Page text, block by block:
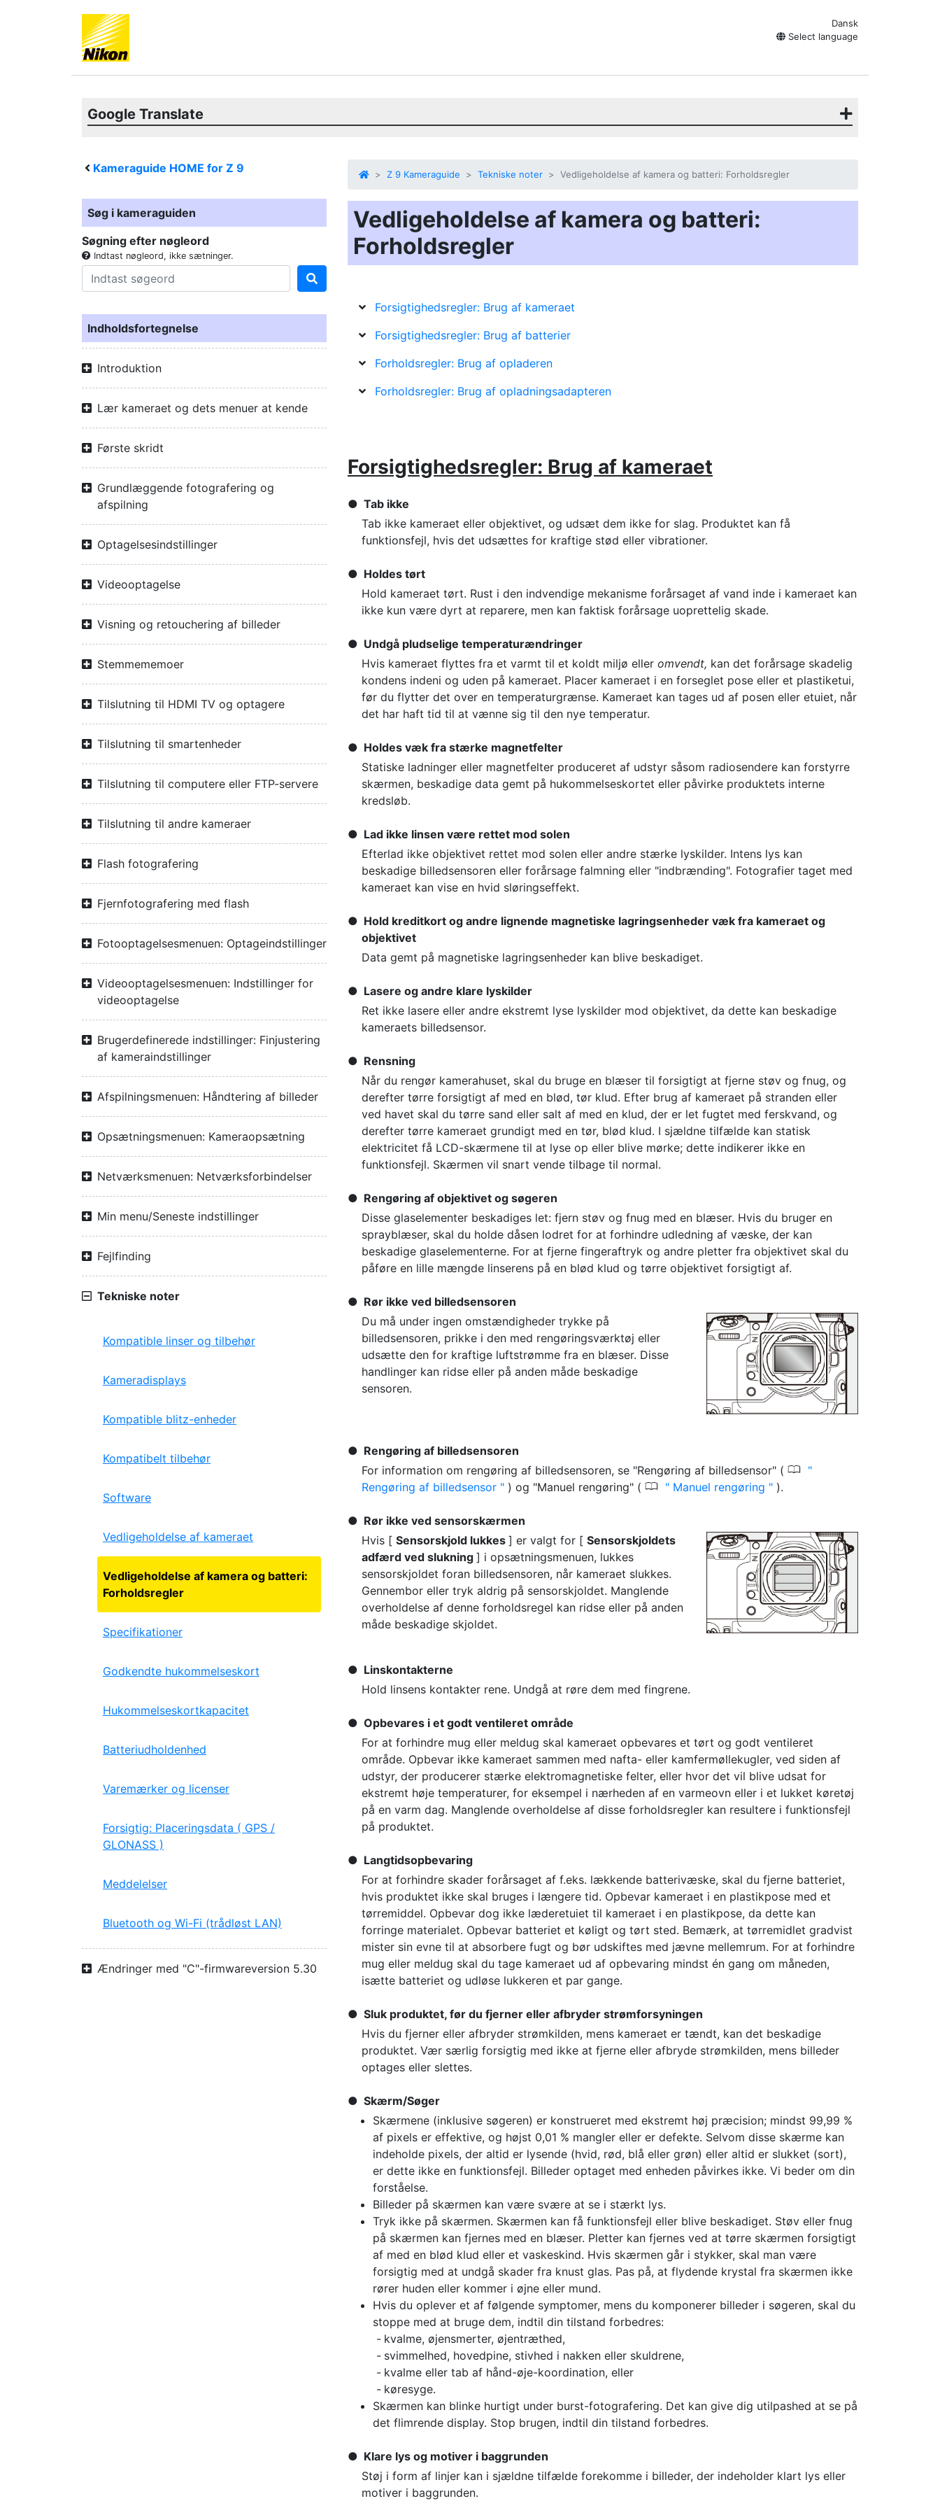
Dansk
Select language
Google Translate
Kameraguide HOME for Z 9
Søg i kameraguiden
Søgning efter nøgleord
Indtast nøgleord, ikke sætninger.
Indholdsfortegnelse
Introduktion
Lær kameraet og dets menuer at kende
Første skridt
Grundlæggende fotografering og
afspilning
Optagelsesindstillinger
Videooptagelse
Visning og retouchering af billeder
Stemmememoer
Tilslutning til HDMI TV og optagere
Tilslutning til smartenheder
Tilslutning til computere eller FTP-servere
Tilslutning til andre kameraer
Flash fotografering
Fjernfotografering med flash
Fotooptagelsesmenuen: Optageindstillinger
Videooptagelsesmenuen: Indstillinger for
videooptagelse
Brugerdefinerede indstillinger: Finjustering
af kameraindstillinger
Afspilningsmenuen: Håndtering af billeder
Opsætningsmenuen: Kameraopsætning
Netværksmenuen: Netværksforbindelser
Min menu/Seneste indstillinger
Fejlfinding
Tekniske noter
Kompatible linser og tilbehør
Kameradisplays
Kompatible blitz-enheder
Kompatibelt tilbehør
Software
Vedligeholdelse af kameraet
Vedligeholdelse af kamera og batteri:
Forholdsregler
Specifikationer
Godkendte hukommelseskort
Hukommelseskortkapacitet
Batteriudholdenhed
Varemærker og licenser
Forsigtig: Placeringsdata ( GPS /
GLONASS )
Meddelelser
Bluetooth og Wi-Fi (trådløst LAN)
Ændringer med "C"-firmwareversion 5.30
Z 9 Kameraguide Tekniske noter Vedligeholdelse af kamera og batteri: Forholdsregler
Vedligeholdelse af kamera og batteri:
Forholdsregler
Forsigtighedsregler: Brug af kameraet
Forsigtighedsregler: Brug af batterier
Forholdsregler: Brug af opladeren
Forholdsregler: Brug af opladningsadapteren
Forsigtighedsregler: Brug af kameraet
Tab ikke
Tab ikke kameraet eller objektivet, og udsæt dem ikke for slag. Produktet kan få
funktionsfejl, hvis det udsættes for kraftige stød eller vibrationer.
Holdes tørt
Hold kameraet tørt. Rust i den indvendige mekanisme forårsaget af vand inde i kameraet kan
ikke kun være dyrt at reparere, men kan faktisk forårsage uoprettelig skade.
Undgå pludselige temperaturændringer
Hvis kameraet flyttes fra et varmt til et koldt miljø eller omvendt, kan det forårsage skadelig
kondens indeni og uden på kameraet. Placer kameraet i en forseglet pose eller et plastiketui,
før du flytter det over en temperaturgrænse. Kameraet kan tages ud af posen eller etuiet, når
det har haft tid til at vænne sig til den nye temperatur.
Holdes væk fra stærke magnetfelter
Statiske ladninger eller magnetfelter produceret af udstyr såsom radiosendere kan forstyrre
skærmen, beskadige data gemt på hukommelseskortet eller påvirke produktets interne
kredsløb.
Lad ikke linsen være rettet mod solen
Efterlad ikke objektivet rettet mod solen eller andre stærke lyskilder. Intens lys kan
beskadige billedsensoren eller forårsage falmning eller "indbrænding". Fotografier taget med
kameraet kan vise en hvid sløringseffekt.
Hold kreditkort og andre lignende magnetiske lagringsenheder væk fra kameraet og
objektivet
Data gemt på magnetiske lagringsenheder kan blive beskadiget.
Lasere og andre klare lyskilder
Ret ikke lasere eller andre ekstremt lyse lyskilder mod objektivet, da dette kan beskadige
kameraets billedsensor.
Rensning
Når du rengør kamerahuset, skal du bruge en blæser til forsigtigt at fjerne støv og fnug, og
derefter tørre forsigtigt af med en blød, tør klud. Efter brug af kameraet på stranden eller
ved havet skal du tørre sand eller salt af med en klud, der er let fugtet med ferskvand, og
derefter tørre kameraet grundigt med en tør, blød klud. I sjældne tilfælde kan statisk
elektricitet få LCD-skærmene til at lyse op eller blive mørke; dette indikerer ikke en
funktionsfejl. Skærmen vil snart vende tilbage til normal.
Rengøring af objektivet og søgeren
Disse glaselementer beskadiges let: fjern støv og fnug med en blæser. Hvis du bruger en
sprayblæser, skal du holde dåsen lodret for at forhindre udledning af væske, der kan
beskadige glaselementerne. For at fjerne fingeraftryk og andre pletter fra objektivet skal du
påføre en lille mængde linserens på en blød klud og tørre objektivet forsigtigt af.
Rør ikke ved billedsensoren
Du må under ingen omstændigheder trykke på
billedsensoren, prikke i den med rengøringsværktøj eller
udsætte den for kraftige luftstrømme fra en blæser. Disse
handlinger kan ridse eller på anden måde beskadige
sensoren.
Rengøring af billedsensoren
For information om rengøring af billedsensoren, se "Rengøring af billedsensor" ( 0
Rengøring af billedsensor ) og "Manuel rengøring" ( 0 Manuel rengøring ).
Rør ikke ved sensorskærmen
Hvis [ Sensorskjold lukkes ] er valgt for [ Sensorskjoldets
adfærd ved slukning ] i opsætningsmenuen, lukkes
sensorskjoldet foran billedsensoren, når kameraet slukkes.
Gennembor eller tryk aldrig på sensorskjoldet. Manglende
overholdelse af denne forholdsregel kan ridse eller på anden
måde beskadige skjoldet.
Linskontakterne
Hold linsens kontakter rene. Undgå at røre dem med fingrene.
Opbevares i et godt ventileret område
For at forhindre mug eller meldug skal kameraet opbevares et tørt og godt ventileret
område. Opbevar ikke kameraet sammen med nafta- eller kamfermøllekugler, ved siden af
udstyr, der producerer stærke elektromagnetiske felter, eller hvor det vil blive udsat for
ekstremt høje temperaturer, for eksempel i nærheden af en varmeovn eller i et lukket køretøj
på en varm dag. Manglende overholdelse af disse forholdsregler kan resultere i funktionsfejl
på produktet.
Langtidsopbevaring
For at forhindre skader forårsaget af f.eks. lækkende batterivæske, skal du fjerne batteriet,
hvis produktet ikke skal bruges i længere tid. Opbevar kameraet i en plastikpose med et
tørremiddel. Opbevar dog ikke læderetuiet til kameraet i en plastikpose, da dette kan
forringe materialet. Opbevar batteriet et køligt og tørt sted. Bemærk, at tørremidlet gradvist
mister sin evne til at absorbere fugt og bør udskiftes med jævne mellemrum. For at forhindre
mug eller meldug skal du tage kameraet ud af opbevaring mindst én gang om måneden,
isætte batteriet og udløse lukkeren et par gange.
Sluk produktet, før du fjerner eller afbryder strømforsyningen
Hvis du fjerner eller afbryder strømkilden, mens kameraet er tændt, kan det beskadige
produktet. Vær særlig forsigtig med ikke at fjerne eller afbryde strømkilden, mens billeder
optages eller slettes.
Skærm/Søger
Skærmene (inklusive søgeren) er konstrueret med ekstremt høj præcision; mindst 99,99 %
af pixels er effektive, og højst 0,01 % mangler eller er defekte. Selvom disse skærme kan
indeholde pixels, der altid er lysende (hvid, rød, blå eller grøn) eller altid er slukket (sort),
er dette ikke en funktionsfejl. Billeder optaget med enheden påvirkes ikke. Vi beder om din
forståelse.
Billeder på skærmen kan være svære at se i stærkt lys.
Tryk ikke på skærmen. Skærmen kan få funktionsfejl eller blive beskadiget. Støv eller fnug
på skærmen kan fjernes med en blæser. Pletter kan fjernes ved at tørre skærmen forsigtigt
af med en blød klud eller et vaskeskind. Hvis skærmen går i stykker, skal man være
forsigtig med at undgå skader fra knust glas. Pas på, at flydende krystal fra skærmen ikke
rører huden eller kommer i øjne eller mund.
Hvis du oplever et af følgende symptomer, mens du komponerer billeder i søgeren, skal du
stoppe med at bruge dem, indtil din tilstand forbedres:
kvalme, øjensmerter, øjentræthed,
svimmelhed, hovedpine, stivhed i nakken eller skuldrene,
kvalme eller tab af hånd-øje-koordination, eller
køresyge.
Skærmen kan blinke hurtigt under burst-fotografering. Det kan give dig utilpashed at se på
det flimrende display. Stop brugen, indtil din tilstand forbedres.
Klare lys og motiver i baggrunden
Støj i form af linjer kan i sjældne tilfælde forekomme i billeder, der indeholder klart lys eller
motiver i baggrunden.